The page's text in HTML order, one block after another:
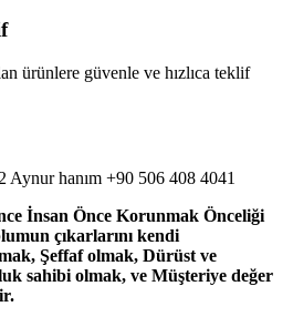
ürünlere güvenle ve hızlıca teklif
Aynur hanım +90 506 408 4041
İnsan Önce Korunmak Önceliği
çıkarlarını kendi
Şeffaf olmak, Dürüst ve
sahibi olmak, ve Müşteriye değer